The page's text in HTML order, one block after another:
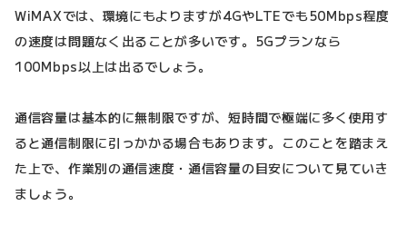
WiMAXでは、環境にもよりますが4GやLTEでも50Mbps程度
の速度は問題なく出ることが多いです。5Gプランなら
100Mbps以上は出るでしょう。
通信容量は基本的に無制限ですが、短時間で極端に多く使用す
ると通信制限に引っかかる場合もあります。このことを踏まえ
た上で、作業別の通信速度・通信容量の目安について見ていき
ましょう。